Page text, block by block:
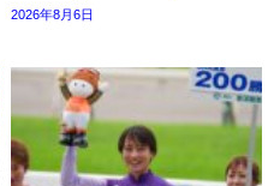
2026年8月6日